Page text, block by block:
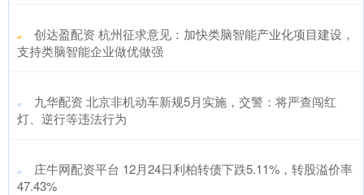
​创达盈配资 杭州征求意见：加快类脑智能产业化项目建设，
支持类脑智能企业做优做强
​九华配资 北京非机动车新规5月实施，交警：将严查闯红
灯、逆行等违法行为
​庄牛网配资平台 12月24日利柏转债下跌5.11%，转股溢价率
47.43%